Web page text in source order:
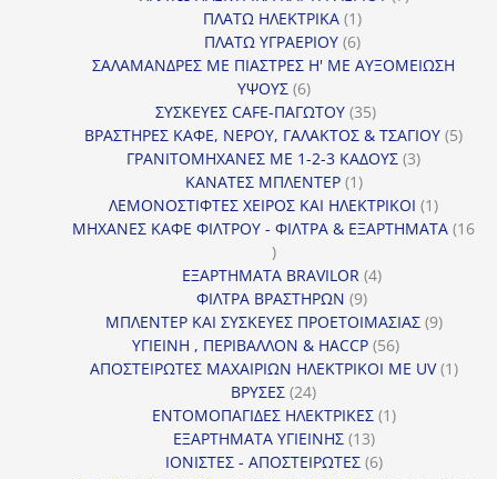
ΠΛΑΤΩ ΗΛΕΚΤΡΙΚΑ 11
προϊόν
ΠΛΑΤΩ ΥΓΡΑΕΡΙΟΥ 66
προϊόντα
ΣΑΛΑΜΑΝΔΡΕΣ ΜΕ ΠΙΑΣΤΡΕΣ Η' ΜΕ ΑΥΞΟΜΕΙΩΣΗ
ΥΨΟΥΣ 66
προϊόντα
ΣΥΣΚΕΥΕΣ CAFE-ΠΑΓΩΤΟΥ 3535
προϊόντα
ΒΡΑΣΤΗΡΕΣ ΚΑΦΕ, ΝΕΡΟΥ, ΓΑΛΑΚΤΟΣ & ΤΣΑΓΙΟΥ 55
ΓΡΑΝΙΤΟΜΗΧΑΝΕΣ ΜΕ 1-2-3 ΚΑΔΟΥΣ 33
ΚΑΝΑΤΕΣ ΜΠΛΕΝΤΕΡ 11
προϊόν
ΛΕΜΟΝΟΣΤΙΦΤΕΣ ΧΕΙΡΟΣ ΚΑΙ ΗΛΕΚΤΡΙΚΟΙ 11
προϊόν
ΜΗΧΑΝΕΣ ΚΑΦΕ ΦΙΛΤΡΟΥ - ΦΙΛΤΡΑ & ΕΞΑΡΤΗΜΑΤΑ 16
16
προϊόντα
ΕΞΑΡΤΗΜΑΤΑ BRAVILOR 44
ΦΙΛΤΡΑ ΒΡΑΣΤΗΡΩΝ 99
προϊόντα
ΜΠΛΕΝΤΕΡ ΚΑΙ ΣΥΣΚΕΥΕΣ ΠΡΟΕΤΟΙΜΑΣΙΑΣ 99
ΥΓΙΕΙΝΗ , ΠΕΡΙΒΑΛΛΟΝ & HACCP 5656
προϊόντα
ΑΠΟΣΤΕΙΡΩΤΕΣ ΜΑΧΑΙΡΙΩΝ ΗΛΕΚΤΡΙΚΟΙ ΜΕ UV 11
ΒΡΥΣΕΣ 2424
προϊόντα
ΕΝΤΟΜΟΠΑΓΙΔΕΣ ΗΛΕΚΤΡΙΚΕΣ 11
ΕΞΑΡΤΗΜΑΤΑ ΥΓΙΕΙΝΗΣ 1313
προϊόντα
ΙΟΝΙΣΤΕΣ - ΑΠΟΣΤΕΙΡΩΤΕΣ 66